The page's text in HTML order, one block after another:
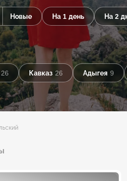
Новые На 1 день На 2
26 Кавказ 26 Адыгея 9